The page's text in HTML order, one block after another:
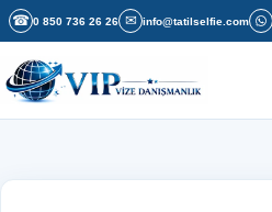
İçeriğe geç
☎ 0 850 736 26 26 ✉ info@tatilselfie.com